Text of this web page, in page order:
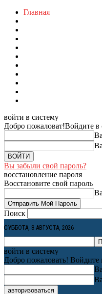
Главная
войти в систему
Добро пожаловат!Войдите в
Вы забыли свой пароль?
восстановление пароля
Восстановите свой пароль
Поиск
СУББОТА, 8 АВГУСТА, 2026
войти в систему
Добро пожаловать! Войдите